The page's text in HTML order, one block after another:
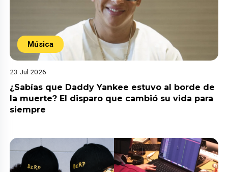
Música
23 Jul 2026
¿Sabías que Daddy Yankee estuvo al borde de
la muerte? El disparo que cambió su vida para
siempre